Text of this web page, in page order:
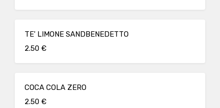
TE' LIMONE SANDBENEDETTO
2.50 €
COCA COLA ZERO
2.50 €